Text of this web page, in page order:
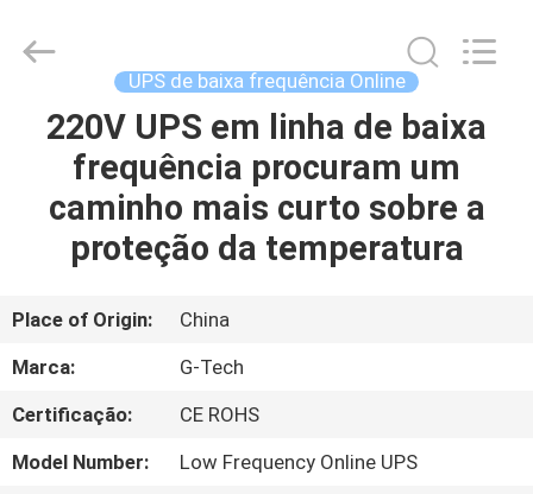
PARA
CASA
PRODUTOS
SOBRE
NÓS
VISITA
À
POWER
GROUP.
Reserved.
UPS de baixa frequência Online
220V UPS em linha de baixa
frequência procuram um
caminho mais curto sobre a
proteção da temperatura
Place of Origin:
China
Marca:
G-Tech
Certificação:
CE ROHS
Model Number:
Low Frequency Online UPS